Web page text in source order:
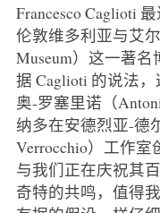
Francesco Caglioti
伦敦维多利亚与艾
Museum）这一著
据 Caglioti 的说法
奥-罗塞里诺（
纳多在安德烈亚-德
Verrocchio）工作
与我们正在庆祝其
奇特的共鸣，值得